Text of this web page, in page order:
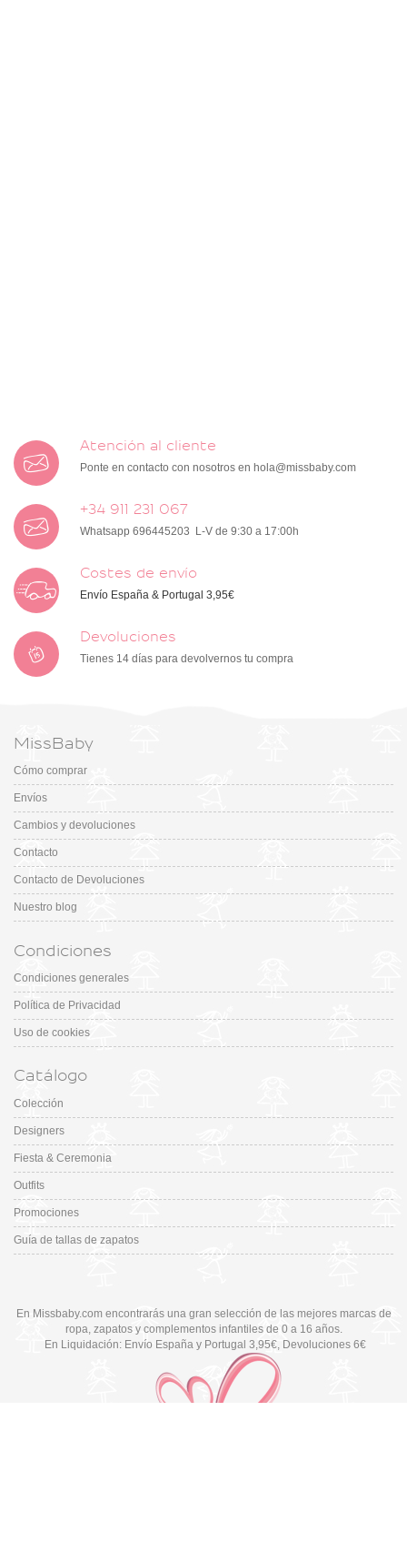
Atención al cliente
Ponte en contacto con nosotros en hola@missbaby.com
+34 911 231 067
Whatsapp 696445203 L-V de 9:30 a 17:00h
Costes de envío
Envío España & Portugal 3,95€
Devoluciones
Tienes 14 días para devolvernos tu compra
MissBaby
Cómo comprar
Envíos
Cambios y devoluciones
Contacto
Contacto de Devoluciones
Nuestro blog
Condiciones
Condiciones generales
Política de Privacidad
Uso de cookies
Catálogo
Colección
Designers
Fiesta & Ceremonia
Outfits
Promociones
Guía de tallas de zapatos
En Missbaby.com encontrarás una gran selección de las mejores marcas de
ropa, zapatos y complementos infantiles de 0 a 16 años.
En Liquidación: Envío España y Portugal 3,95€, Devoluciones 6€